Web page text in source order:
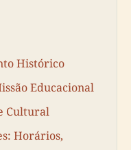
Histórico
Educacional
Cultural
Horários,